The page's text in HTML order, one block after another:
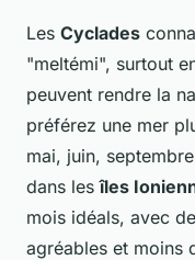
Les Cyclades
"meltémi", surtout
peuvent rendre la
préférez une mer
mai, juin,
dans lesîles
mois idéals, avec
agréables et moins